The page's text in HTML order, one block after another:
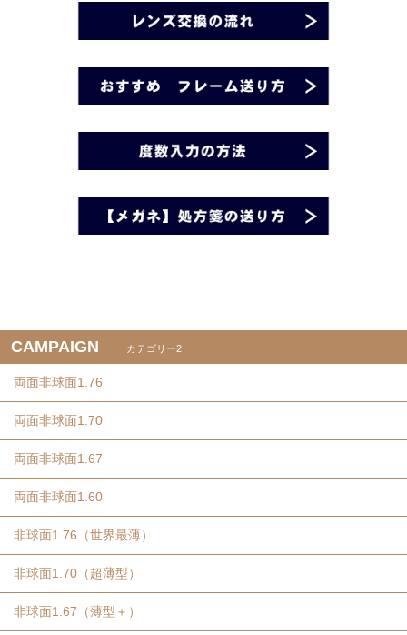
CAMPAIGN カテゴリー2
両面非球面1.76
両面非球面1.70
両面非球面1.67
両面非球面1.60
非球面1.76（世界最薄）
非球面1.70（超薄型）
非球面1.67（薄型＋）